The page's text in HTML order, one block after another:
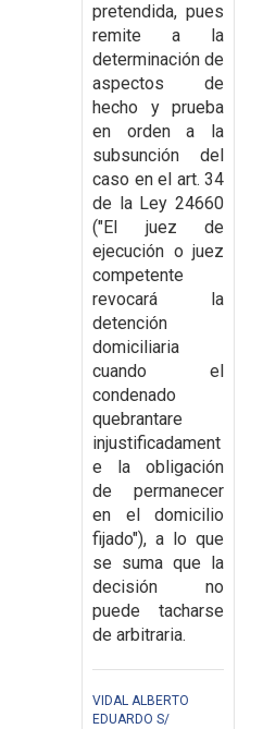
pretendida, pues
remite a la
determinación de
aspectos de
hecho y prueba
en orden a la
subsunción del
caso en el art. 34
de la Ley 24660
("El juez de
ejecución o juez
competente
revocará la
detención
domiciliaria
cuando el
condenado
quebrantare
injustificadament
e la obligación
de permanecer
en el domicilio
fijado"), a lo que
se suma que la
decisión no
puede tacharse
de arbitraria.
VIDAL ALBERTO
EDUARDO S/